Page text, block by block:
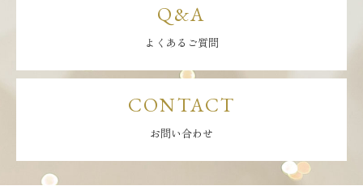
Q&A
よくあるご質問
CONTACT
お問い合わせ